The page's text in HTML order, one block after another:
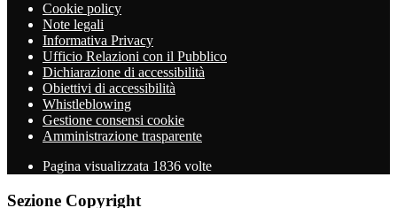
Cookie policy
Note legali
Informativa Privacy
Ufficio Relazioni con il Pubblico
Dichiarazione di accessibilità
Obiettivi di accessibilità
Whistleblowing
Gestione consensi cookie
Amministrazione trasparente
Pagina visualizzata 1836 volte
Sezione Copyright